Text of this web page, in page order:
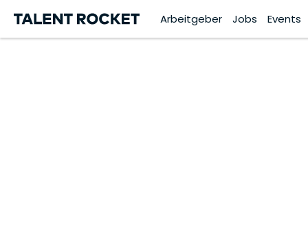
Arbeitgeber Jobs Events